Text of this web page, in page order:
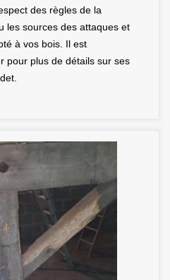
des règles de la
les sources des attaques et
à vos bois. Il est
pour plus de détails sur ses